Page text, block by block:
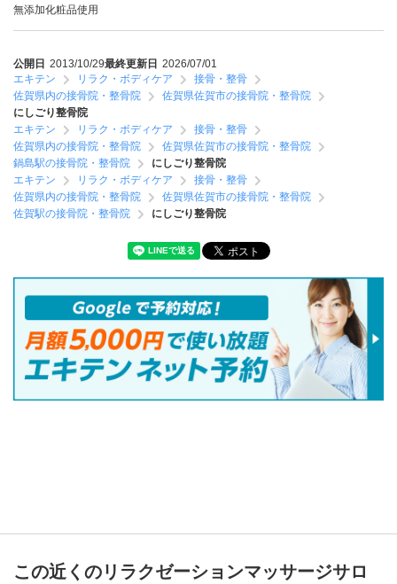
無添加化粧品使用
公開日 2013/10/29最終更新日 2026/07/01
エキテン
リラク・ボディケア
接骨・整骨
佐賀県内の接骨院・整骨院
佐賀県佐賀市の接骨院・整骨院
にしごり整骨院
エキテン
リラク・ボディケア
接骨・整骨
佐賀県内の接骨院・整骨院
佐賀県佐賀市の接骨院・整骨院
鍋島駅の接骨院・整骨院
にしごり整骨院
エキテン
リラク・ボディケア
接骨・整骨
佐賀県内の接骨院・整骨院
佐賀県佐賀市の接骨院・整骨院
佐賀駅の接骨院・整骨院
にしごり整骨院
この近くのリラクゼーションマッサージサロ